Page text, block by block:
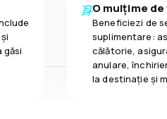
găsi
O mulțime
Beneficiezi de
suplimentare:
călătorie,
anulare,
la destinaţie și